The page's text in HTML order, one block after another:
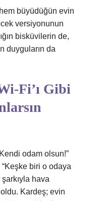
büyüdüğün evin
versiyonunun
bisküvilerin de,
duyguların da
Fi’ı Gibi
odam olsun!”
biri o odaya
hava
Kardeş; evin